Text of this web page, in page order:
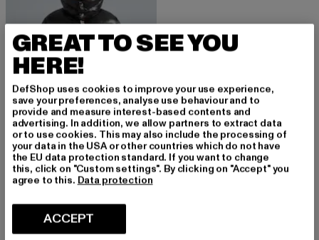
JACK1T
EZ SLICK RACER HOOD
GREAT TO SEE YOU
HERE!
DefShop uses cookies to improve your use experience,
save your preferences, analyse use behaviour and to
provide and measure interest-based contents and
advertising. In addition, we allow partners to extract data
or to use cookies. This may also include the processing of
your data in the USA or other countries which do not have
the EU data protection standard. If you want to change
this, click on "Custom settings". By clicking on "Accept" you
agree to this. Data protection
ACCEPT